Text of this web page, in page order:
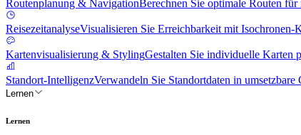
Routenplanung & NavigationBerechnen Sie optimale Routen
ReisezeitanalyseVisualisieren Sie Erreichbarkeit mit Isochronen-
Kartenvisualisierung & StylingGestalten Sie individuelle Karten
Standort-IntelligenzVerwandeln Sie Standortdaten in umsetzbare
Lernen
Lernen